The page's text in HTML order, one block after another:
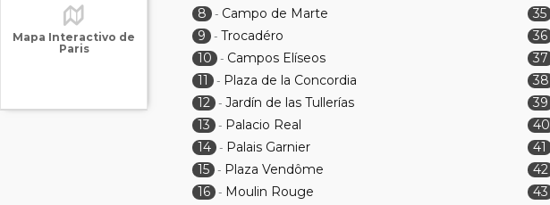
Mapa Interactivo de
Paris
8
- Campo de Marte
9
- Trocadéro
10
- Campos Elíseos
11
- Plaza de la Concordia
12 -Jardín de las Tullerías
13
- Palacio Real
14 - Palais Garnier
15 - Plaza Vendôme
16 - Moulin Rouge
35
36
37
38
39
40
41
42
43